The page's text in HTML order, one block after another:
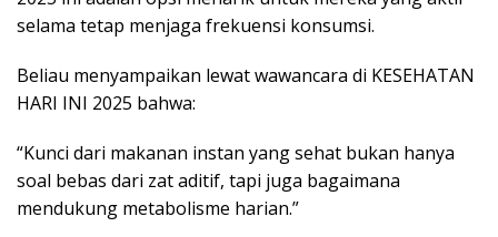
selama tetap menjaga frekuensi konsumsi.
Beliau menyampaikan lewat wawancara di KESEHATAN
HARI INI 2025 bahwa:
“Kunci dari makanan instan yang sehat bukan hanya
soal bebas dari zat aditif, tapi juga bagaimana
mendukung metabolisme harian.”